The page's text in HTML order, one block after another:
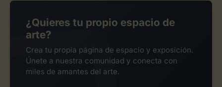
¿Quieres tu propio espacio de
arte?
Crea tu propia página de espacio y exposición.
Únete a nuestra comunidad y conecta con
miles de amantes del arte.